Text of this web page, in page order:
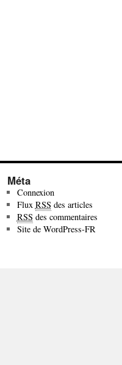
Méta
Connexion
Flux RSS des articles
RSS des commentaires
Site de WordPress-FR